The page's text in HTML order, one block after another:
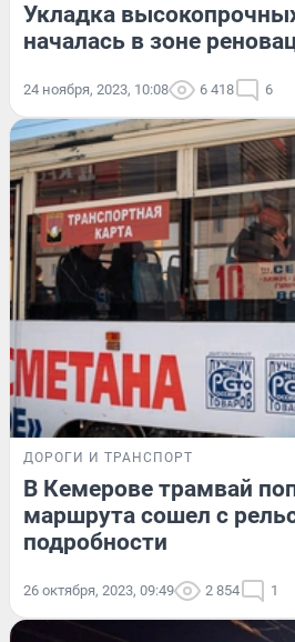
Укладка
началась в зоне
24 ноября, 2023, 10:08 6 418 6
ДОРОГИ И ТРАНСПОРТ
В Кемерове трамвай
маршрута сошел с
подробности
26 октября, 2023, 09:49 2 854 1